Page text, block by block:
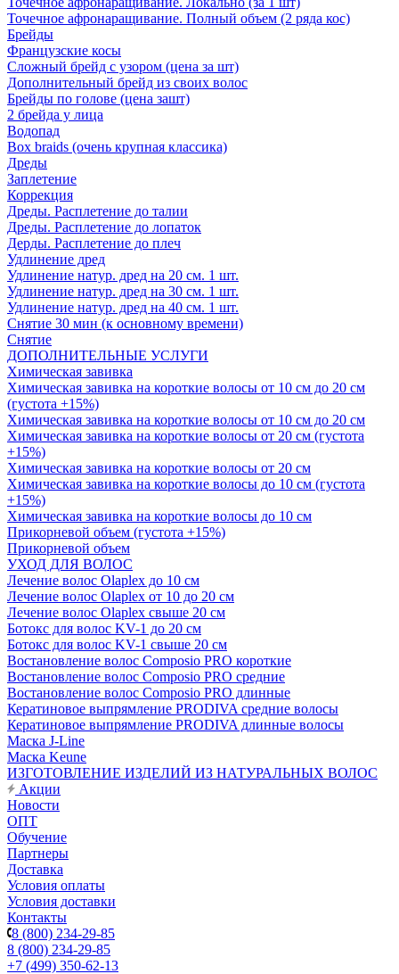
Точечное афронаращивание. Полный объем (2 ряда кос)
Брейды
Французские косы
Сложный брейд с узором (цена за шт)
Дополнительный брейд из своих волос
Брейды по голове (цена зашт)
2 брейда у лица
Водопад
Box braids (очень крупная классика)
Дреды
Заплетение
Коррекция
Дреды. Расплетение до талии
Дреды. Расплетение до лопаток
Дерды. Расплетение до плеч
Удлинение дред
Удлинение натур. дред на 20 см. 1 шт.
Удлинение натур. дред на 30 см. 1 шт.
Удлинение натур. дред на 40 см. 1 шт.
Снятие 30 мин (к основному времени)
Снятие
ДОПОЛНИТЕЛЬНЫЕ УСЛУГИ
Химическая завивка
Химическая завивка на короткие волосы от 10 см до 20 см
(густота +15%)
Химическая завивка на короткие волосы от 10 см до 20 см
Химическая завивка на короткие волосы от 20 см (густота
+15%)
Химическая завивка на короткие волосы от 20 см
Химическая завивка на короткие волосы до 10 см (густота
+15%)
Химическая завивка на короткие волосы до 10 см
Прикорневой объем (густота +15%)
Прикорневой объем
УХОД ДЛЯ ВОЛОС
Лечение волос Olapleх до 10 см
Лечение волос Olapleх от 10 до 20 см
Лечение волос Olapleх свыше 20 см
Ботокс для волос KV-1 до 20 см
Ботокс для волос KV-1 свыше 20 см
Востановление волос Composio PRO короткие
Востановление волос Composio PRO средние
Востановление волос Composio PRO длинные
Кератиновое выпрямление PRODIVA средние волосы
Кератиновое выпрямление PRODIVA длинные волосы
Маска J-Line
Маска Keune
ИЗГОТОВЛЕНИЕ ИЗДЕЛИЙ ИЗ НАТУРАЛЬНЫХ ВОЛОС
Акции
Новости
ОПТ
Обучение
Партнеры
Доставка
Условия оплаты
Условия доставки
Контакты
8 (800) 234-29-85
8 (800) 234-29-85
+7 (499) 350-62-13